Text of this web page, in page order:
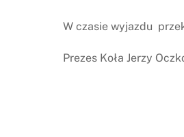
W czasie wyjazdu
Prezes Koła Jerzy